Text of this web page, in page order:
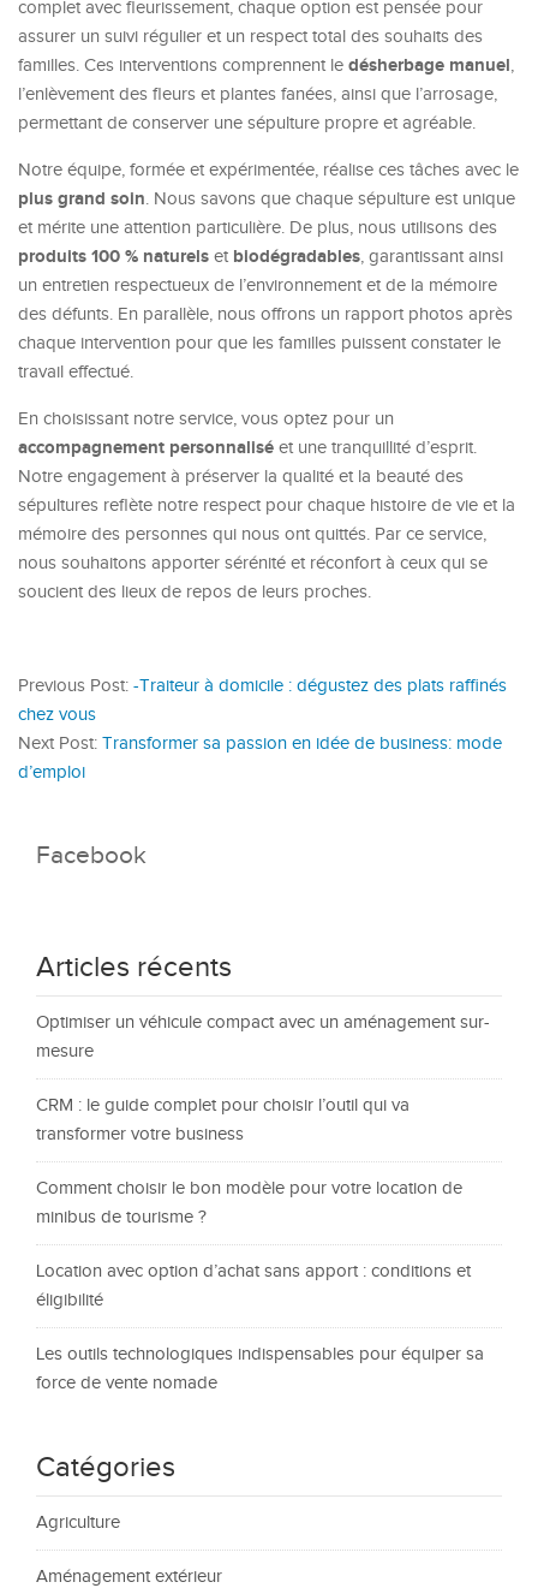
complet avec fleurissement, chaque option est pensée pour
assurer un suivi régulier et un respect total des souhaits des
familles. Ces interventions comprennent le désherbage manuel,
l’enlèvement des fleurs et plantes fanées, ainsi que l’arrosage,
permettant de conserver une sépulture propre et agréable.
Notre équipe, formée et expérimentée, réalise ces tâches avec le
plus grand soin. Nous savons que chaque sépulture est unique
et mérite une attention particulière. De plus, nous utilisons des
produits 100 % naturels et biodégradables, garantissant ainsi
un entretien respectueux de l’environnement et de la mémoire
des défunts. En parallèle, nous offrons un rapport photos après
chaque intervention pour que les familles puissent constater le
travail effectué.
En choisissant notre service, vous optez pour un
accompagnement personnalisé et une tranquillité d’esprit.
Notre engagement à préserver la qualité et la beauté des
sépultures reflète notre respect pour chaque histoire de vie et la
mémoire des personnes qui nous ont quittés. Par ce service,
nous souhaitons apporter sérénité et réconfort à ceux qui se
soucient des lieux de repos de leurs proches.
Previous Post: -Traiteur à domicile : dégustez des plats raffinés
chez vous
Next Post: Transformer sa passion en idée de business: mode
d’emploi
Facebook
Articles récents
Optimiser un véhicule compact avec un aménagement sur-
mesure
CRM : le guide complet pour choisir l’outil qui va
transformer votre business
Comment choisir le bon modèle pour votre location de
minibus de tourisme ?
Location avec option d’achat sans apport : conditions et
éligibilité
Les outils technologiques indispensables pour équiper sa
force de vente nomade
Catégories
Agriculture
Aménagement extérieur